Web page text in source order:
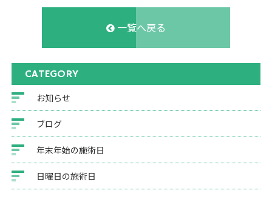
一覧へ戻る
CATEGORY
お知らせ
ブログ
年末年始の施術日
日曜日の施術日